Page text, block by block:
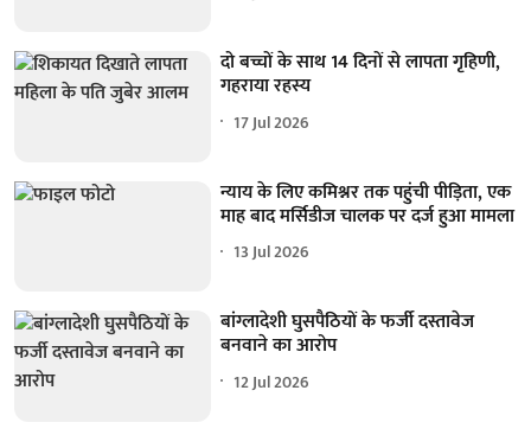
दो बच्चों के साथ 14 दिनों से लापता गृहिणी,
गहराया रहस्य
17 Jul 2026
न्याय के लिए कमिश्नर तक पहुंची पीड़िता, एक
माह बाद मर्सिडीज चालक पर दर्ज हुआ मामला
13 Jul 2026
बांग्लादेशी घुसपैठियों के फर्जी दस्तावेज
बनवाने का आरोप
12 Jul 2026